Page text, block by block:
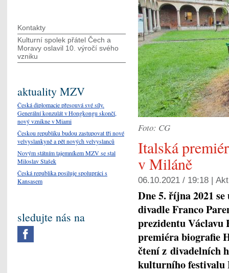
Foto: CG
Italská
v Miláně
06.10.2021 / 19:18 |
Dne 5. října 2021
divadle Franco
prezidentu Václavu
premiéra biografie
čtení z divadelních
kulturního festivalu
Kontakty
Kulturní spolek přátel Čech a
Moravy oslavil 10. výročí svého
vzniku
aktuality MZV
Česká diplomacie přesouvá své síly.
Generální konzulát v Hongkongu skončí,
nový vznikne v Miami
Českou republiku budou zastupovat tři nové
velvyslankyně a pět nových velvyslanců
Novým státním tajemníkem MZV se stal
Miloslav Stašek
Česká republika posiluje spolupráci s
Kansasem
sledujte nás na